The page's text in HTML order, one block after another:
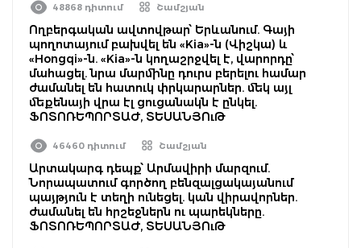
48868 դիտում Շամշյան
Ողբերգական ավտովթար՝ Երևանում. Գայի
պողոտայում բախվել են «Kia»-ն (Վիշկա) և
«Hongqi»-ն. «Kia»-ն կողաշրջվել է, վարորդը՝
մահացել. նրա մարմինը դուրս բերելու համար
ժամանել են հատուկ փրկարարներ. մեկ այլ
մեքենայի վրա էլ ցուցանակն է ընկել.
ՖՈՏՈՌԵՊՈՐՏԱԺ, ՏԵՍԱՆՅՈւԹ
46460 դիտում Շամշյան
Արտակարգ դեպք՝ Արմավիրի մարզում.
Նորապատում գործող բենզալցակայանում
պայթյուն է տեղի ունեցել. կան վիրավորներ.
ժամանել են հրշեջներն ու պարեկները.
ՖՈՏՈՌԵՊՈՐՏԱԺ, ՏԵՍԱՆՅՈւԹ